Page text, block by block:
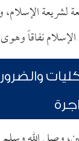
لشريعة الإسلام،
الإسلام نفاقاً